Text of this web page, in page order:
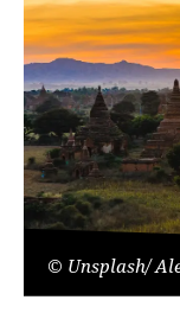
© Unsplash/